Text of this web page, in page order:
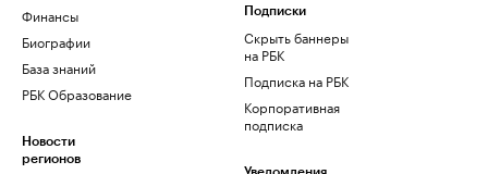
Финансы
Биографии
База знаний
РБК Образование
Новости
регионов
Подписки
Скрыть баннеры
на РБК
Подписка на РБК
Корпоративная
подписка